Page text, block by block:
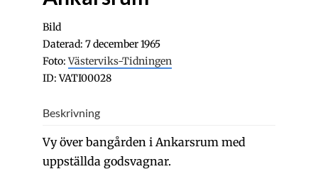
Bild
Daterad: 7 december 1965
Foto: Västerviks-Tidningen
ID: VATI00028
Beskrivning
Vy över bangården i Ankarsrum med
uppställda godsvagnar.